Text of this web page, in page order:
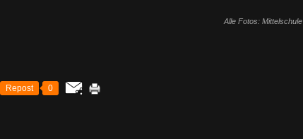
Alle Fotos: Mittelschule
Repost 0